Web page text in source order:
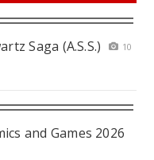
Saga (A.S.S.)
10
and Games 2026